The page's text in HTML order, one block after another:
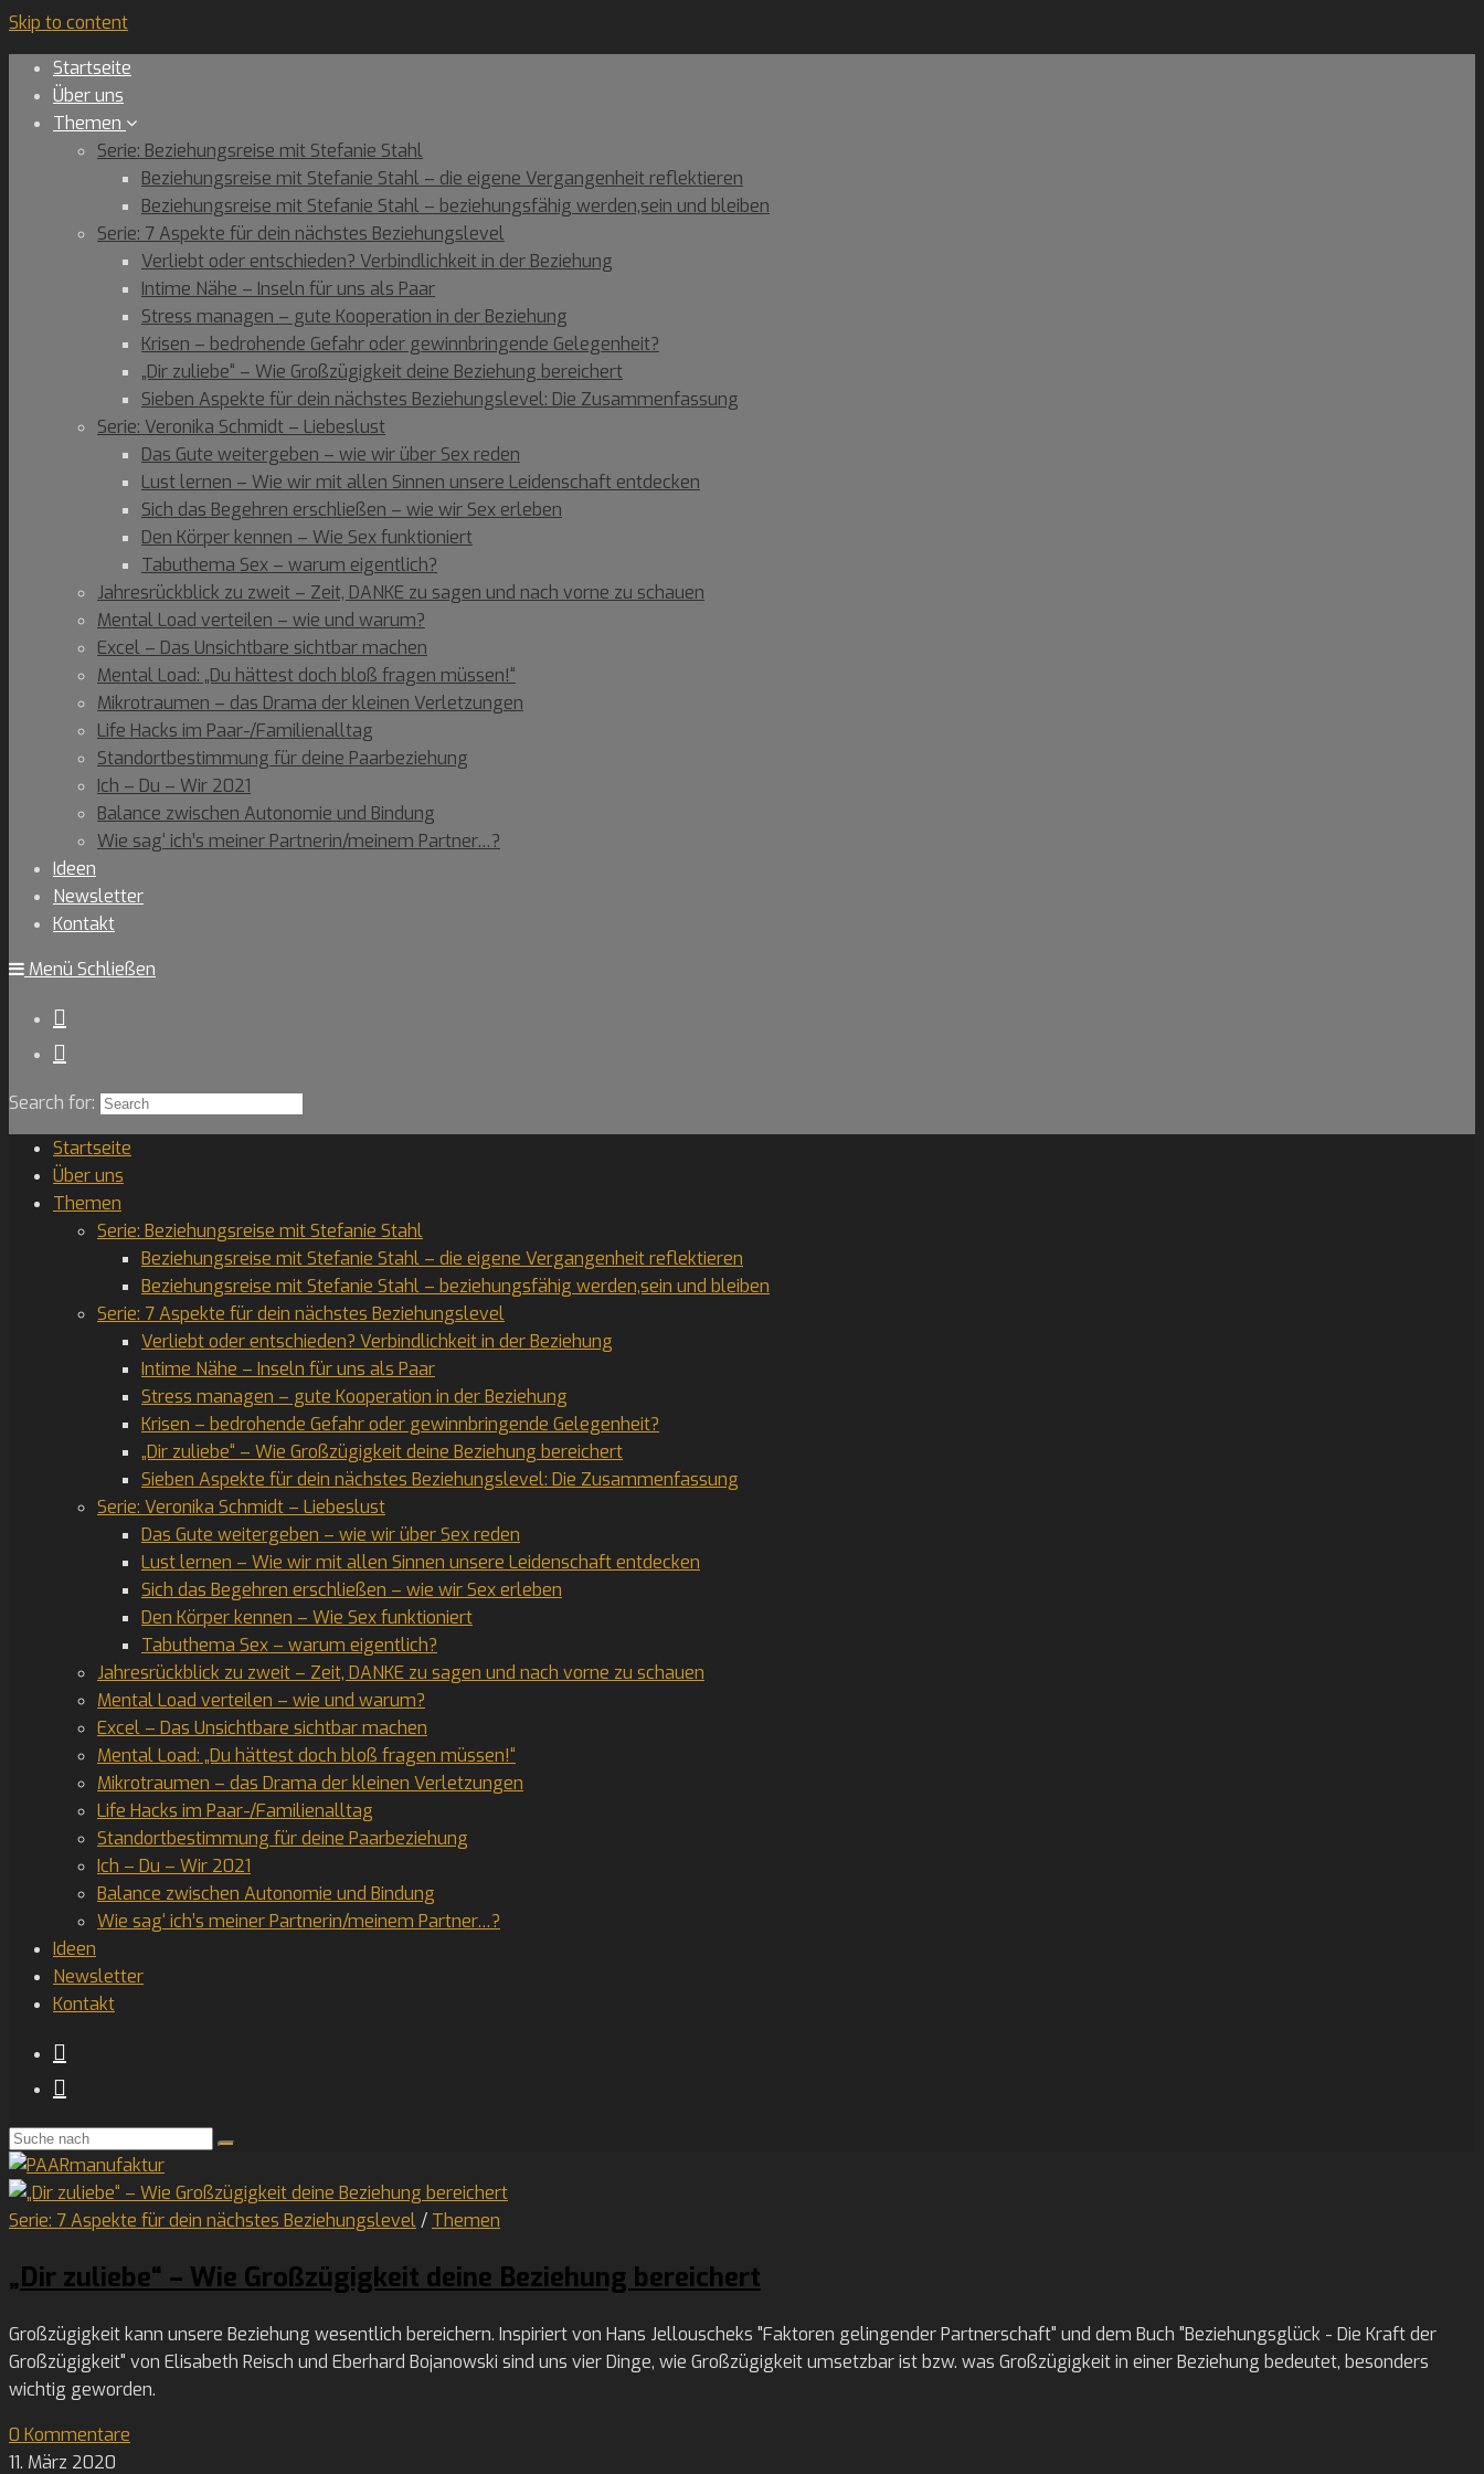
Skip to content
Startseite
Über uns
Themen
Serie: Beziehungsreise mit Stefanie Stahl
Beziehungsreise mit Stefanie Stahl – die eigene Vergangenheit reflektieren
Beziehungsreise mit Stefanie Stahl – beziehungsfähig werden,sein und bleiben
Serie: 7 Aspekte für dein nächstes Beziehungslevel
Verliebt oder entschieden? Verbindlichkeit in der Beziehung
Intime Nähe – Inseln für uns als Paar
Stress managen – gute Kooperation in der Beziehung
Krisen – bedrohende Gefahr oder gewinnbringende Gelegenheit?
„Dir zuliebe“ – Wie Großzügigkeit deine Beziehung bereichert
Sieben Aspekte für dein nächstes Beziehungslevel: Die Zusammenfassung
Serie: Veronika Schmidt – Liebeslust
Das Gute weitergeben – wie wir über Sex reden
Lust lernen – Wie wir mit allen Sinnen unsere Leidenschaft entdecken
Sich das Begehren erschließen – wie wir Sex erleben
Den Körper kennen – Wie Sex funktioniert
Tabuthema Sex – warum eigentlich?
Jahresrückblick zu zweit – Zeit, DANKE zu sagen und nach vorne zu schauen
Mental Load verteilen – wie und warum?
Excel – Das Unsichtbare sichtbar machen
Mental Load: „Du hättest doch bloß fragen müssen!“
Mikrotraumen – das Drama der kleinen Verletzungen
Life Hacks im Paar-/Familienalltag
Standortbestimmung für deine Paarbeziehung
Ich – Du – Wir 2021
Balance zwischen Autonomie und Bindung
Wie sag‘ ich’s meiner Partnerin/meinem Partner…?
Ideen
Newsletter
Kontakt
Menü Schließen
Search for:
Startseite
Über uns
Themen
Serie: Beziehungsreise mit Stefanie Stahl
Beziehungsreise mit Stefanie Stahl – die eigene Vergangenheit reflektieren
Beziehungsreise mit Stefanie Stahl – beziehungsfähig werden,sein und bleiben
Serie: 7 Aspekte für dein nächstes Beziehungslevel
Verliebt oder entschieden? Verbindlichkeit in der Beziehung
Intime Nähe – Inseln für uns als Paar
Stress managen – gute Kooperation in der Beziehung
Krisen – bedrohende Gefahr oder gewinnbringende Gelegenheit?
„Dir zuliebe“ – Wie Großzügigkeit deine Beziehung bereichert
Sieben Aspekte für dein nächstes Beziehungslevel: Die Zusammenfassung
Serie: Veronika Schmidt – Liebeslust
Das Gute weitergeben – wie wir über Sex reden
Lust lernen – Wie wir mit allen Sinnen unsere Leidenschaft entdecken
Sich das Begehren erschließen – wie wir Sex erleben
Den Körper kennen – Wie Sex funktioniert
Tabuthema Sex – warum eigentlich?
Jahresrückblick zu zweit – Zeit, DANKE zu sagen und nach vorne zu schauen
Mental Load verteilen – wie und warum?
Excel – Das Unsichtbare sichtbar machen
Mental Load: „Du hättest doch bloß fragen müssen!“
Mikrotraumen – das Drama der kleinen Verletzungen
Life Hacks im Paar-/Familienalltag
Standortbestimmung für deine Paarbeziehung
Ich – Du – Wir 2021
Balance zwischen Autonomie und Bindung
Wie sag‘ ich’s meiner Partnerin/meinem Partner…?
Ideen
Newsletter
Kontakt
Serie: 7 Aspekte für dein nächstes Beziehungslevel/ Themen
„Dir zuliebe“ – Wie Großzügigkeit deine Beziehung bereichert
Großzügigkeit kann unsere Beziehung wesentlich bereichern. Inspiriert von Hans Jellouscheks "Faktoren gelingender Partnerschaft" und dem Buch "Beziehungsglück - Die Kraft der
Großzügigkeit" von Elisabeth Reisch und Eberhard Bojanowski sind uns vier Dinge, wie Großzügigkeit umsetzbar ist bzw. was Großzügigkeit in einer Beziehung bedeutet, besonders
wichtig geworden.
0 Kommentare
11. März 2020